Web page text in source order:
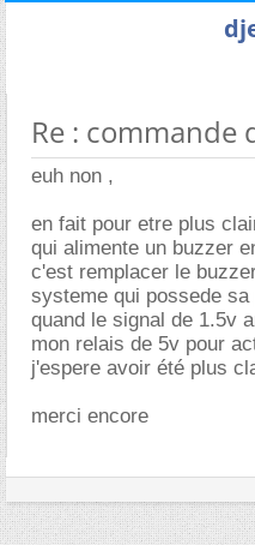
Re : commande
euh non ,
en fait pour etre plus
qui alimente un buzzer
c'est remplacer le
systeme qui possede
quand le signal de 1.5v
mon relais de 5v pour
j'espere avoir été plus
merci encore